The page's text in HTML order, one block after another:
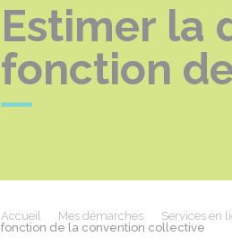
Estimer la
fonction
Accueil Mes démarches Services en
fonction de la convention collective